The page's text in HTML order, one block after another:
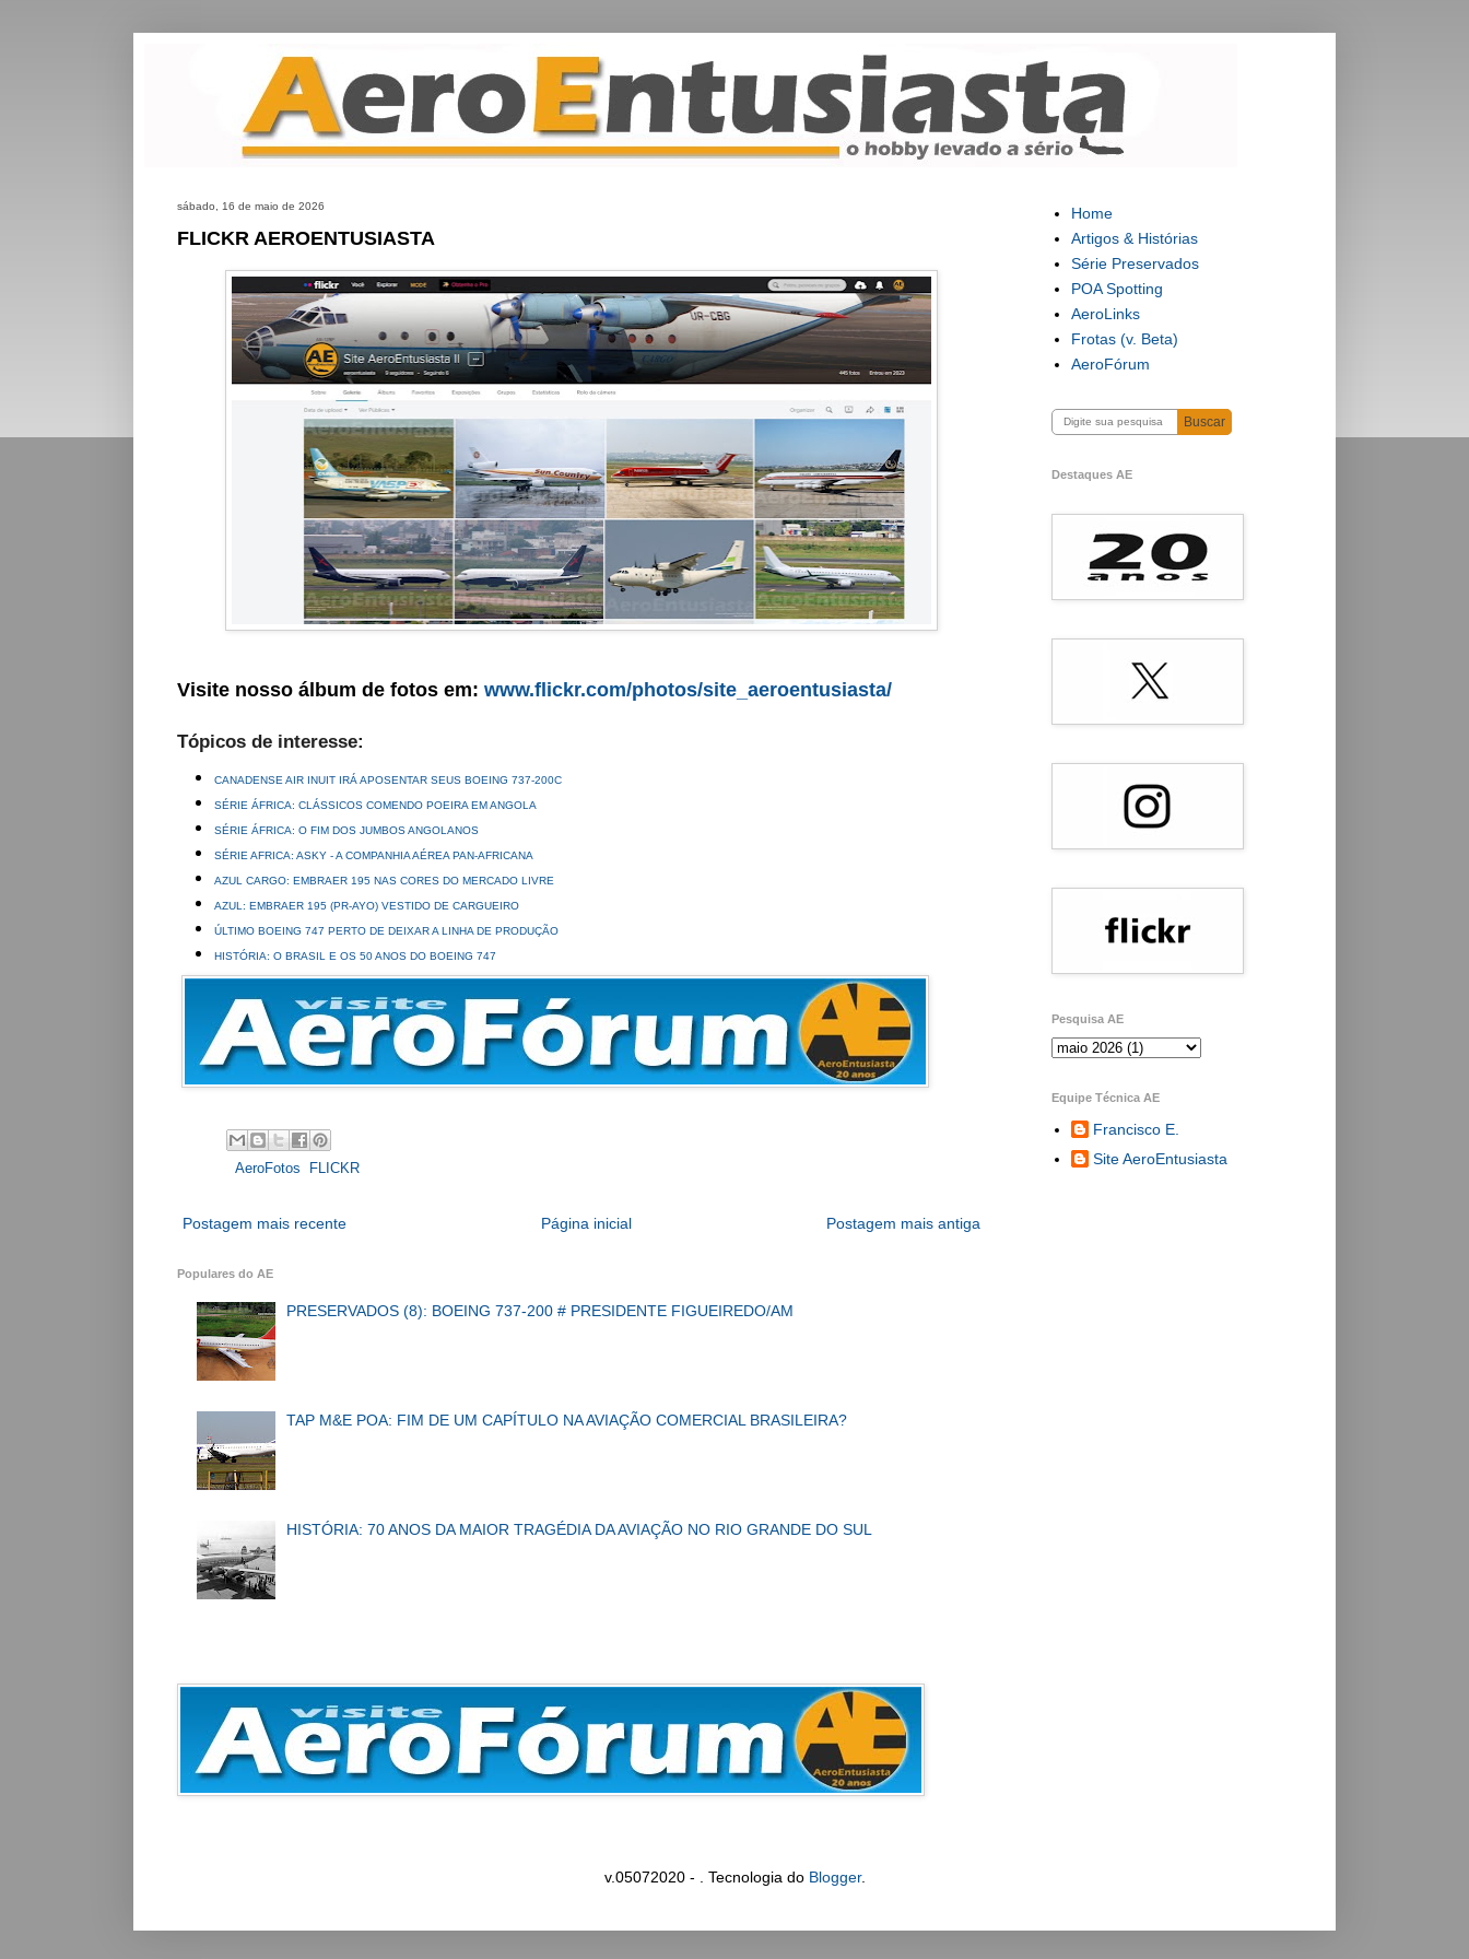
sábado, 16 de maio de 2026
FLICKR AEROENTUSIASTA
Visite nosso álbum de fotos em: www.flickr.com/photos/site_aeroentusiasta/
Tópicos de interesse:
CANADENSE AIR INUIT IRÁ APOSENTAR SEUS BOEING 737-200C
SÉRIE ÁFRICA: CLÁSSICOS COMENDO POEIRA EM ANGOLA
SÉRIE ÁFRICA: O FIM DOS JUMBOS ANGOLANOS
SÉRIE AFRICA: ASKY - A COMPANHIA AÉREA PAN-AFRICANA
AZUL CARGO: EMBRAER 195 NAS CORES DO MERCADO LIVRE
AZUL: EMBRAER 195 (PR-AYO) VESTIDO DE CARGUEIRO
ÚLTIMO BOEING 747 PERTO DE DEIXAR A LINHA DE PRODUÇÃO
HISTÓRIA: O BRASIL E OS 50 ANOS DO BOEING 747
AeroFotos FLICKR
Postagem mais recente Postagem mais antiga
Página inicial
Populares do AE
PRESERVADOS (8): BOEING 737-200 # PRESIDENTE FIGUEIREDO/AM
TAP M&E POA: FIM DE UM CAPÍTULO NA AVIAÇÃO COMERCIAL BRASILEIRA?
HISTÓRIA: 70 ANOS DA MAIOR TRAGÉDIA DA AVIAÇÃO NO RIO GRANDE DO SUL
Home
Artigos & Histórias
Série Preservados
POA Spotting
AeroLinks
Frotas (v. Beta)
AeroFórum
Buscar
Destaques AE
Pesquisa AE
Equipe Técnica AE
Francisco E.
Site AeroEntusiasta
v.05072020 - . Tecnologia do Blogger.